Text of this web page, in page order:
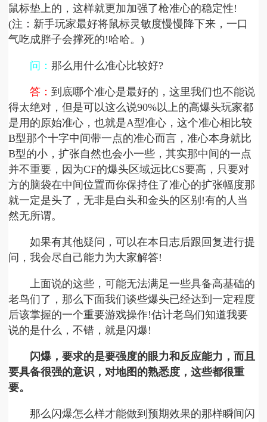
鼠标垫上的，这样就更加加强了枪准心的稳定性!
(注：新手玩家最好将鼠标灵敏度慢慢降下来，一口
气吃成胖子会撑死的!哈哈。)
问：那么用什么准心比较好?
答：到底哪个准心是最好的，这里我们也不能说
得太绝对，但是可以这么说90%以上的高爆头玩家都
是用的原始准心，也就是A型准心，这个准心相比较
B型那个十字中间带一点的准心而言，准心本身就比
B型的小，扩张自然也会小一些，其实那中间的一点
并不重要，因为CF的爆头区域远比CS要高，只要对
方的脑袋在中间位置而你保持住了准心的扩张幅度那
就一定是头了，无非是白头和金头的区别!有的人当
然无所谓。
如果有其他疑问，可以在本日志后跟回复进行提
问，我会尽自己能力为大家解答!
上面说的这些，可能无法满足一些具备高基础的
老鸟们了，那么下面我们谈些爆头已经达到一定程度
后该掌握的一个重要游戏操作!估计老鸟们知道我要
说的是什么，不错，就是闪爆!
闪爆，要求的是要强度的眼力和反应能力，而且
要具备很强的意识，对地图的熟悉度，这些都很重
要。
那么闪爆怎么样才能做到预期效果的那样瞬间闪